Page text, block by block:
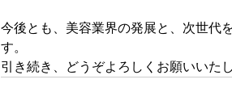
今後とも、美容業界の発展と、次世代
す。
引き続き、どうぞよろしくお願いいたし